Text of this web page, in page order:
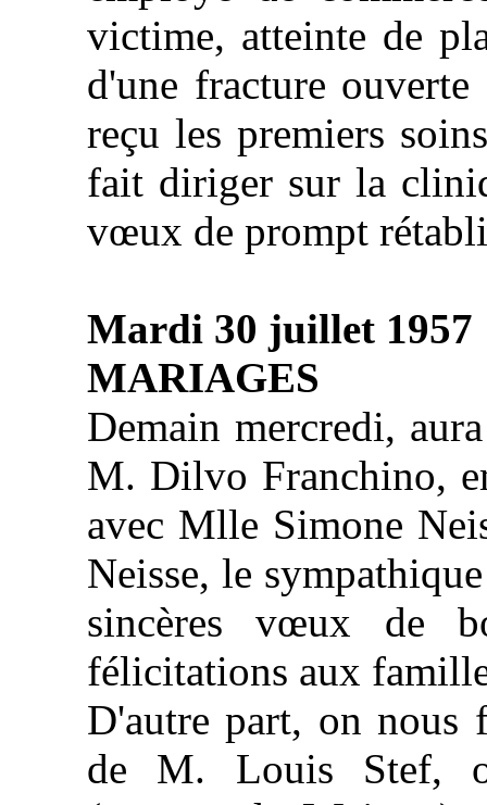
victime, atteinte de
d'une fracture
reçu les premiers
fait diriger sur la
vœux de prompt
Mardi 30 juillet 1957
MARIAGES
Demain mercredi,
M. Dilvo Franchino,
avec Mlle Simone
Neisse, le
sincères vœux de
félicitations aux
D'autre part, on nous
de M. Louis Stef,